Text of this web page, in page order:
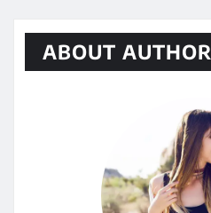
ABOUT AUTHOR